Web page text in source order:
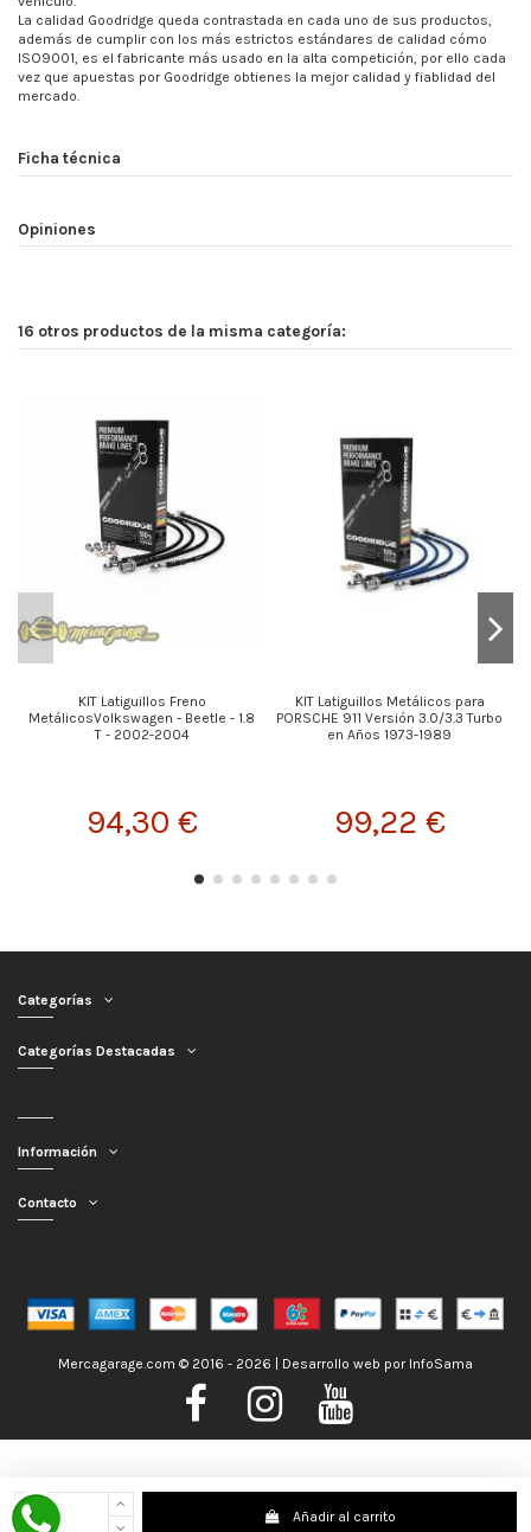
Nos encontramos de Vacaciones, no obstante los pedidos hechos se
despacharán con normalidad; usted puede hacer su pedido y le será enviado en
Añadir al carrito
La calidad Goodridge queda contrastada en cada uno de sus productos,
además de cumplir con los más estrictos estándares de calidad cómo
ISO9001, es el fabricante más usado en la alta competición, por ello cada
vez que apuestas por Goodridge obtienes la mejor calidad y fiablidad del
mercado.
Ficha técnica
Opiniones
16 otros productos de la misma categoría:
KIT Latiguillos Freno
MetálicosVolkswagen - Beetle - 1.8
T - 2002-2004
94,30 €
KIT Latiguillos Metálicos para
PORSCHE 911 Versión 3.0/3.3 Turbo
en Años 1973-1989
99,22 €
Categorías
Categorías Destacadas
Información
Contacto
Mercagarage.com © 2016 - 2026 | Desarrollo web por InfoSama